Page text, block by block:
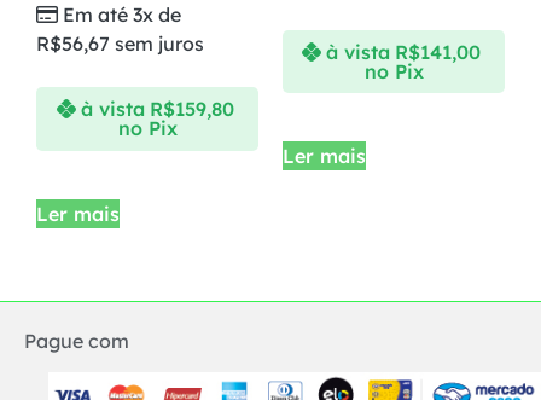
Em até 3x de
R$56,67 sem juros
à vista R$159,80
no Pix
Ler mais
à vista R$141,00
no Pix
Ler mais
Pague com